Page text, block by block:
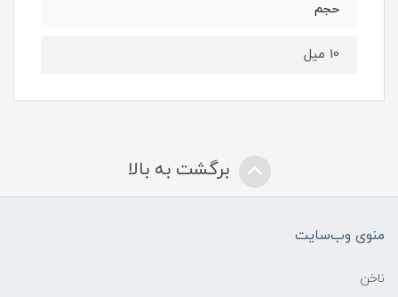
حجم
10 میل
برگشت به بالا
منوی وب‌سایت
ناخن